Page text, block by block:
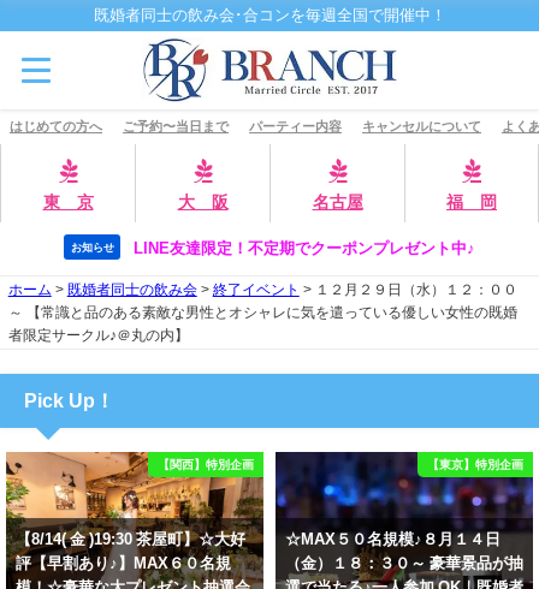
既婚者同士の飲み会･合コンを毎週全国で開催中！
はじめての方へ ご予約〜当日まで パーティー内容 キャンセルについて よく
東 京 大 阪 名古屋 福 岡
お知らせ LINE友達限定！不定期でクーポンプレゼント中♪
ホーム > 既婚者同士の飲み会> 終了イベント > １２月２９日（水）１２：００
～ 【常識と品のある素敵な男性とオシャレに気を遣っている優しい女性の既婚
者限定サークル♪＠丸の内】
Pick Up！
【関西】特別企画
【8/14( 金 )19:30 茶屋町】☆大好
評【早割あり♪】MAX６０名規
【東京】特別企画
☆MAX５０名規模♪８月１４日
（金）１８：３０～ 豪華景品が抽